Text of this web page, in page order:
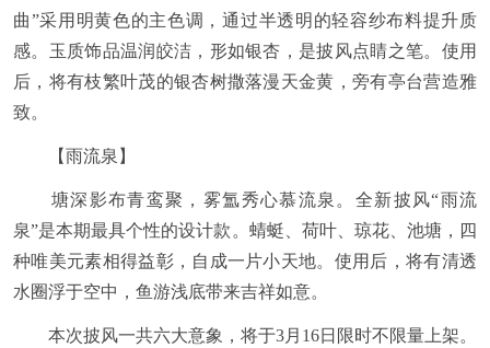
曲”采用明黄色的主色调，通过半透明的轻容纱布料提升质
感。玉质饰品温润皎洁，形如银杏，是披风点睛之笔。使用
后，将有枝繁叶茂的银杏树撒落漫天金黄，旁有亭台营造雅
致。
【雨流泉】
塘深影布青鸾聚，雾氲秀心慕流泉。全新披风“雨流
泉”是本期最具个性的设计款。蜻蜓、荷叶、琼花、池塘，四
种唯美元素相得益彰，自成一片小天地。使用后，将有清透
水圈浮于空中，鱼游浅底带来吉祥如意。
本次披风一共六大意象，将于3月16日限时不限量上架。